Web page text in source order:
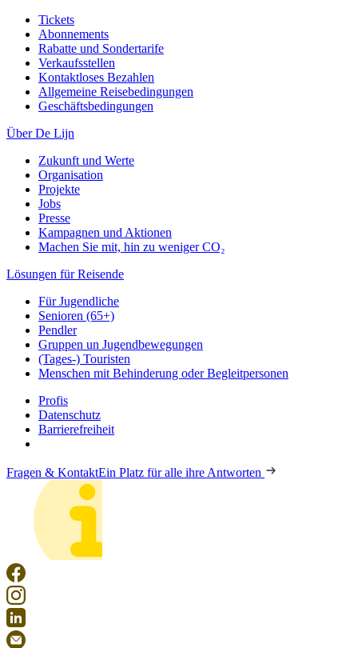
Tickets
Abonnements
Rabatte und Sondertarife
Verkaufsstellen
Kontaktloses Bezahlen
Allgemeine Reisebedingungen
Geschäftsbedingungen
Über De Lijn
Zukunft und Werte
Organisation
Projekte
Jobs
Presse
Kampagnen und Aktionen
Machen Sie mit, hin zu weniger CO₂
Lösungen für Reisende
Für Jugendliche
Senioren (65+)
Pendler
Gruppen un Jugendbewegungen
(Tages-) Touristen
Menschen mit Behinderung oder Begleitpersonen
Profis
Datenschutz
Barrierefreiheit
Fragen & KontaktEin Platz für alle ihre Antworten